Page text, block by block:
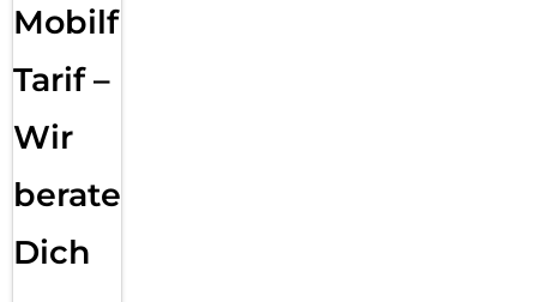
Mobilfunk
Tarif –
Wir
beraten
Dich